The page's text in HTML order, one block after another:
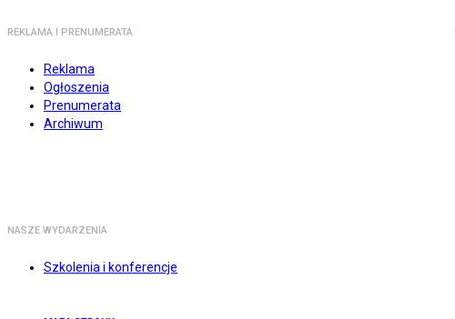
REKLAMA I PRENUMERATA
Reklama
Ogłoszenia
Prenumerata
Archiwum
NASZE WYDARZENIA
Szkolenia i konferencje